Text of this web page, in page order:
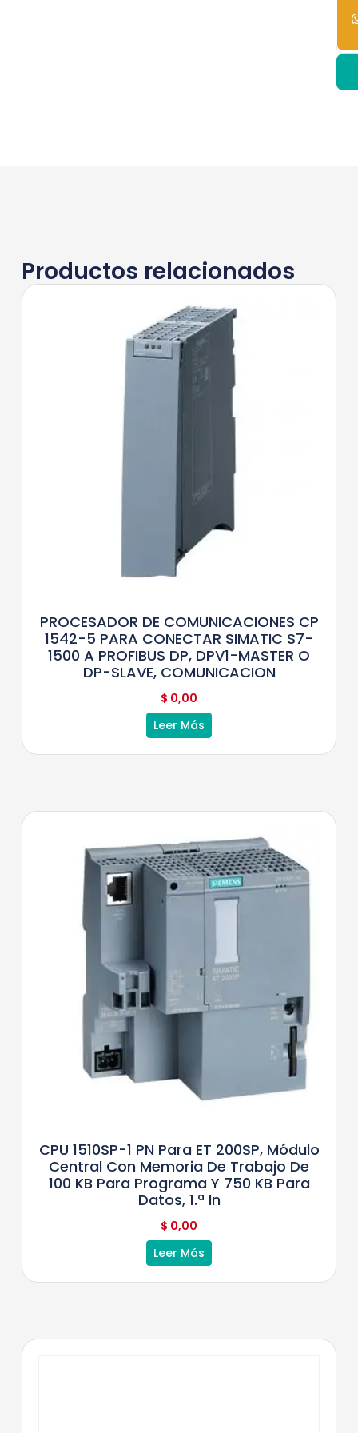
Productos relacionados
PROCESADOR DE COMUNICACIONES CP
1542-5 PARA CONECTAR SIMATIC S7-
1500 A PROFIBUS DP, DPV1-MASTER O
DP-SLAVE, COMUNICACION
$ 0,00
Leer Más
CPU 1510SP-1 PN Para ET 200SP, Módulo
Central Con Memoria De Trabajo De
100 KB Para Programa Y 750 KB Para
Datos, 1.ª In
$ 0,00
Leer Más